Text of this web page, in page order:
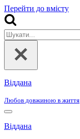
Перейти до вмісту
Шукати...
Віддана
Любов довжиною в життя
Меню
навігації
Віддана